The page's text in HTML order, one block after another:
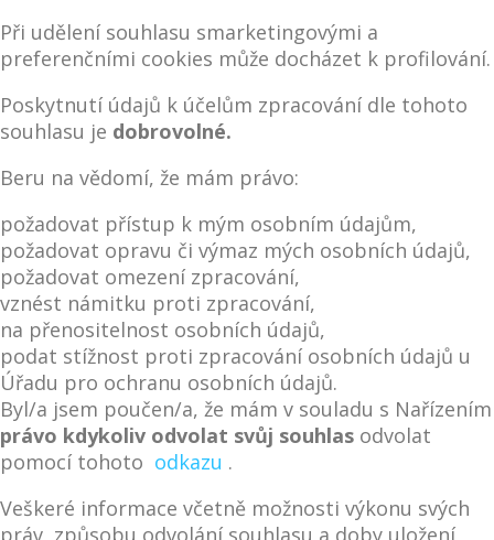
Při udělení souhlasu smarketingovými a
preferenčními cookies může docházet k profilování.
Poskytnutí údajů k účelům zpracování dle tohoto
souhlasu je dobrovolné.
Beru na vědomí, že mám právo:
požadovat přístup k mým osobním údajům,
požadovat opravu či výmaz mých osobních údajů,
požadovat omezení zpracování,
vznést námitku proti zpracování,
na přenositelnost osobních údajů,
podat stížnost proti zpracování osobních údajů u
Úřadu pro ochranu osobních údajů.
Byl/a jsem poučen/a, že mám v souladu s Nařízením
právo kdykoliv odvolat svůj souhlas odvolat
pomocí tohoto odkazu .
Veškeré informace včetně možnosti výkonu svých
práv, způsobu odvolání souhlasu a doby uložení